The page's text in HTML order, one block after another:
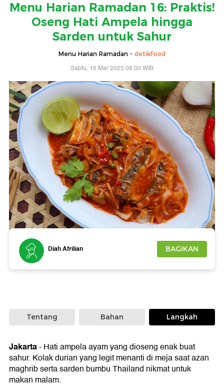
Menu Harian Ramadan 16: Praktis!
Oseng Hati Ampela hingga
Sarden untuk Sahur
Menu Harian Ramadan - detikFood
Sabtu, 15 Mar 2025 08:00 WIB
Foto: iStockphoto
Diah Afrilian BAGIKAN
Tentang Bahan Langkah
Jakarta-Hati ampela ayam yang dioseng enak buat
sahur. Kolak durian yang legit menanti di meja saat azan
maghrib serta sarden bumbu Thailand nikmat untuk
makan malam.